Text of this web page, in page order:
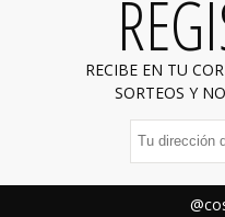
RECIBE EN TU
SORTEOS Y